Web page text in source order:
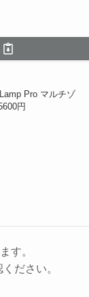
Pro マルチゾ
円
す。
ださい。